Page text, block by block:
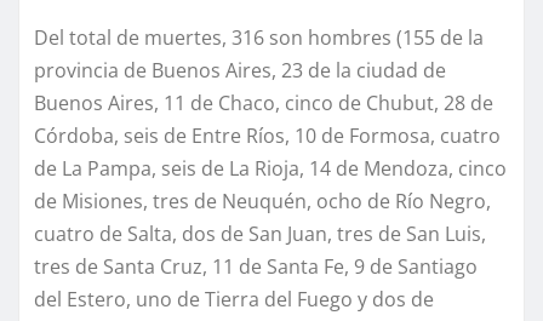
Del total de muertes, 316 son hombres (155 de la
provincia de Buenos Aires, 23 de la ciudad de
Buenos Aires, 11 de Chaco, cinco de Chubut, 28 de
Córdoba, seis de Entre Ríos, 10 de Formosa, cuatro
de La Pampa, seis de La Rioja, 14 de Mendoza, cinco
de Misiones, tres de Neuquén, ocho de Río Negro,
cuatro de Salta, dos de San Juan, tres de San Luis,
tres de Santa Cruz, 11 de Santa Fe, 9 de Santiago
del Estero, uno de Tierra del Fuego y dos de